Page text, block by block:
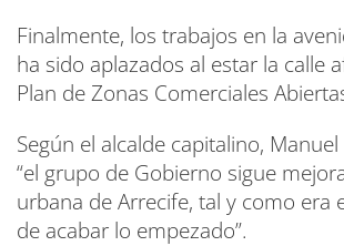
Finalmente, los trabajos en la
ha sido aplazados al estar la calle
Plan de Zonas Comerciales
Según el alcalde capitalino,
“el grupo de Gobierno sigue
urbana de Arrecife, tal y como era
de acabar lo empezado”.